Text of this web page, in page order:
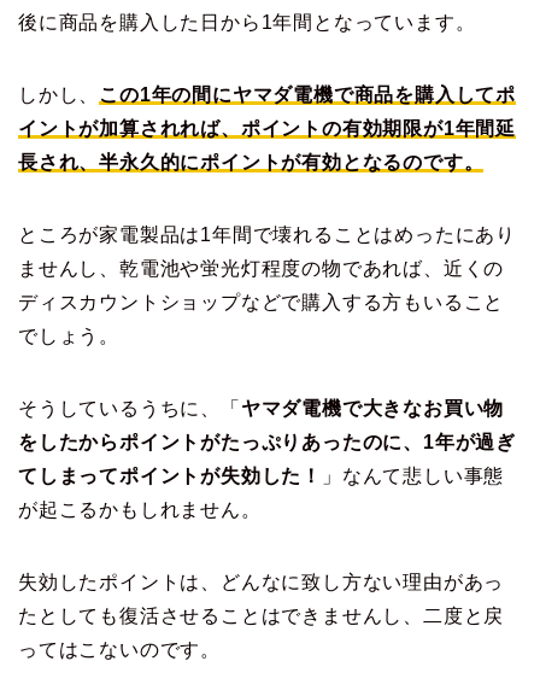
後に商品を購入した日から1年間となっています。
しかし、 この1年の間にヤマダ電機で商品を購入してポ
イントが加算されれば、ポイントの有効期限が1年間延
長され、半永久的にポイントが有効となるのです。
ところが家電製品は1年間で壊れることはめったにあり
ませんし、乾電池や蛍光灯程度の物であれば、近くの
ディスカウントショップなどで購入する方もいること
でしょう。
そうしているうちに、「 ヤマダ電機で大きなお買い物
をしたからポイントがたっぷりあったのに、1年が過ぎ
てしまってポイントが失効した！
」なんて悲しい事態
が起こるかもしれません。
失効したポイントは、どんなに致し方ない理由があっ
たとしても復活させることはできませんし、二度と戻
ってはこないのです。